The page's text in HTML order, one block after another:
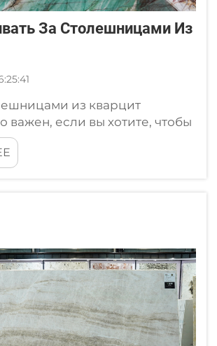
За Столешницами Из
из кварцит
важен, если вы хотите, чтобы
долго и сохраняли
вид. Кварцит —
очень красивый